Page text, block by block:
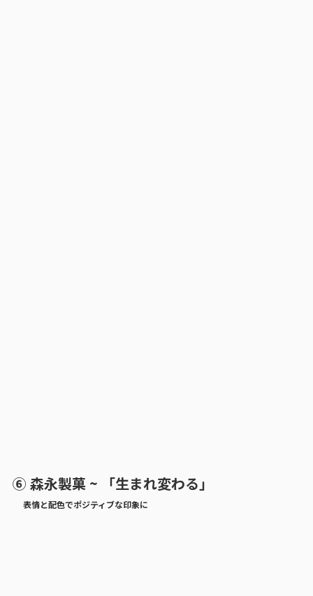
⑥ 森永製菓 ~ 「生まれ変わる」
表情と配色でポジティブな印象に